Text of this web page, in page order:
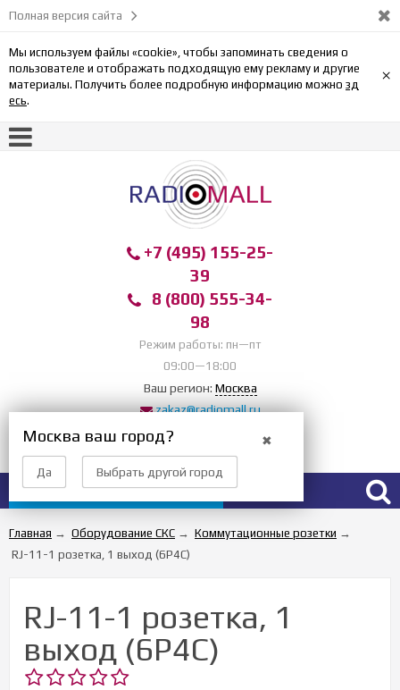
Полная версия сайта
Мы используем файлы «cookie», чтобы запоминать сведения о
пользователе и отображать подходящую ему рекламу и другие
материалы. Получить более подробную информацию можно зд
есь.
×
+7 (495) 155-25-
39
8 (800) 555-34-
98
Режим работы: пн—пт
09:00—18:00
Ваш регион: Москва
✖
Москва ваш город?
Да Выбрать другой город
zakaz@radiomall.ru
Прием заказов 24 часа
Вход Регистрация
Каталог товаров
Главная → Оборудование СКС → Коммутационные розетки →
RJ-11-1 розетка, 1 выход (6Р4С)
RJ-11-1 розетка, 1
выход (6Р4С)